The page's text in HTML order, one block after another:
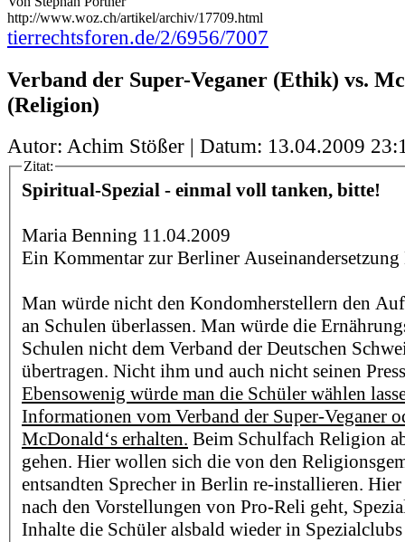
http://www.woz.ch/artikel/archiv/17709.html
tierrechtsforen.de/2/6956/7007
Verband der Super-Veganer (Ethik) vs.
(Religion)
Autor: Achim Stößer | Datum: 13.04.2009
Zitat:
Spiritual-Spezial - einmal voll tanken, bitte!
Maria Benning 11.04.2009
Ein Kommentar zur Berliner
Man würde nicht den Kondomherstellern den
an Schulen überlassen. Man würde die
Schulen nicht dem Verband der Deutschen
übertragen. Nicht ihm und auch nicht seinen
Ebensowenig würde man die Schüler wählen
Informationen vom Verband der Super-Veganer
McDonald‘s erhalten. Beim Schulfach Religion
gehen. Hier wollen sich die von den
entsandten Sprecher in Berlin re-installieren.
nach den Vorstellungen von Pro-Reli geht,
Inhalte die Schüler alsbald wieder in